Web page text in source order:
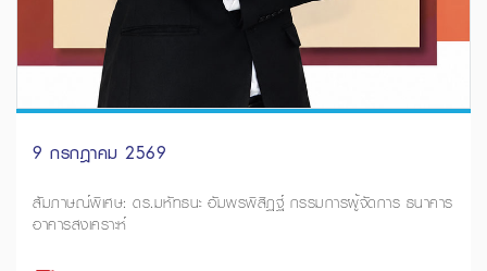
9 กรกฎาคม 2569
สัมภาษณ์พิเศษ: ดร.มหัทธนะ อัมพรพิสิฏฐ์ กรรมการผู้จัดการ ธนาคาร
อาคารสงเคราะห์